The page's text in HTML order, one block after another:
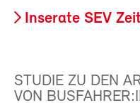
Inserate SEV
STUDIE ZU DEN
VON